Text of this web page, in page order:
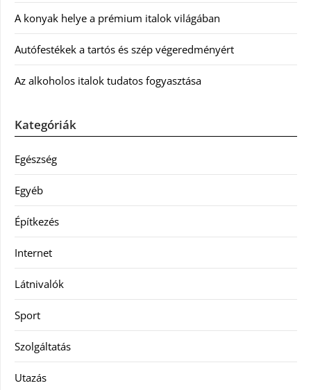
A konyak helye a prémium italok világában
Autófestékek a tartós és szép végeredményért
Az alkoholos italok tudatos fogyasztása
Kategóriák
Egészség
Egyéb
Építkezés
Internet
Látnivalók
Sport
Szolgáltatás
Utazás